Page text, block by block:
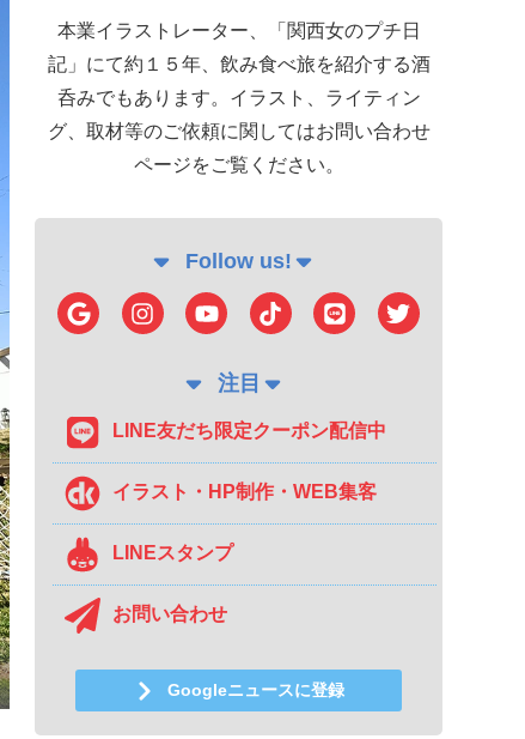
本業イラストレーター、「関西女のプチ日
記」にて約１５年、飲み食べ旅を紹介する酒
呑みでもあります。イラスト、ライティン
グ、取材等のご依頼に関してはお問い合わせ
ページをご覧ください。
Follow us!
注目
LINE友だち限定クーポン配信中
イラスト・HP制作・WEB集客
LINEスタンプ
お問い合わせ
Googleニュースに登録